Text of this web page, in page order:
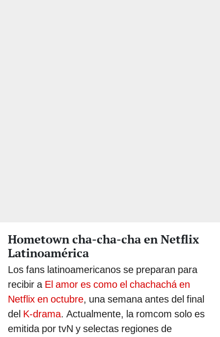
Hometown cha-cha-cha en Netflix
Latinoamérica
Los fans latinoamericanos se preparan para
recibir aEl amor es como el chachachá en
Netflix en octubre, una semana antes del final
del K-drama. Actualmente, la romcom solo es
emitida por tvN y selectas regiones de